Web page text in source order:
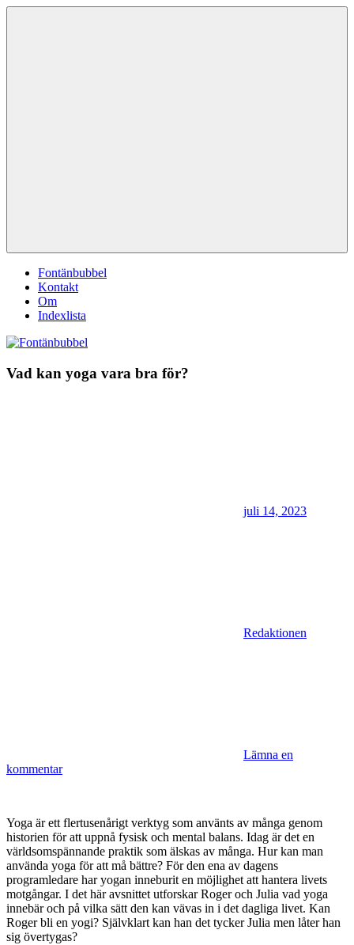
Hoppa
Fontänbubbel
Kontakt
Om
Indexlista
Vad kan yoga vara bra för?
juli 14, 2023
Redaktionen
Lämna en
kommentar
Yoga är ett flertusenårigt verktyg som använts av många genom
historien för att uppnå fysisk och mental balans. Idag är det en
världsomspännande praktik som älskas av många. Hur kan man
använda yoga för att må bättre? För den ena av dagens
programledare har yogan inneburit en möjlighet att hantera livets
motgångar. I det här avsnittet utforskar Roger och Julia vad yoga
innebär och på vilka sätt den kan vävas in i det dagliga livet. Kan
Roger bli en yogi? Självklart kan han det tycker Julia men låter han
sig övertygas?